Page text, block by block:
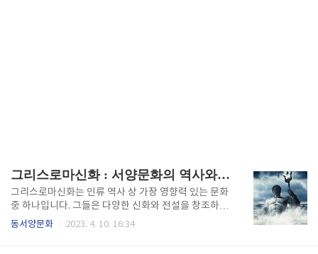
그리스로마신화 : 서양문화의 역사와 가치
그리스로마신화는 인류 역사 상 가장 영향력 있는 문화
중 하나입니다. 그들은 다양한 신화와 전설을 창조하며,
이를 통해 인간의 삶과 문화에 큰 영향을 끼쳤습니다.
동서양문화 2023. 4. 10. 16:34